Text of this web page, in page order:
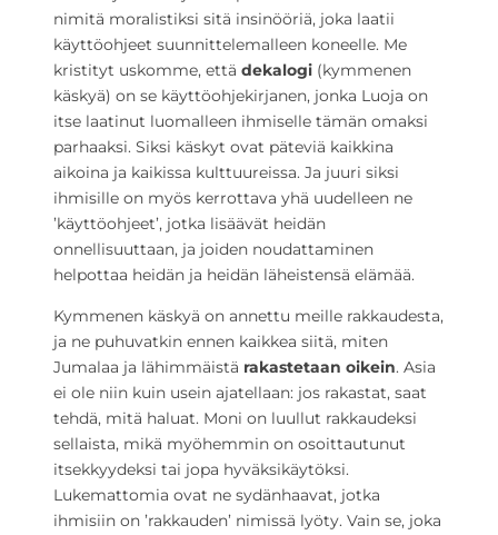
nimitä moralistiksi sitä insinööriä, joka laatii
käyttöohjeet suunnittelemalleen koneelle. Me
kristityt uskomme, että dekalogi (kymmenen
käskyä) on se käyttöohjekirjanen, jonka Luoja on
itse laatinut luomalleen ihmiselle tämän omaksi
parhaaksi. Siksi käskyt ovat päteviä kaikkina
aikoina ja kaikissa kulttuureissa. Ja juuri siksi
ihmisille on myös kerrottava yhä uudelleen ne
’käyttöohjeet’, jotka lisäävät heidän
onnellisuuttaan, ja joiden noudattaminen
helpottaa heidän ja heidän läheistensä elämää.
Kymmenen käskyä on annettu meille rakkaudesta,
ja ne puhuvatkin ennen kaikkea siitä, miten
Jumalaa ja lähimmäistä rakastetaan oikein. Asia
ei ole niin kuin usein ajatellaan: jos rakastat, saat
tehdä, mitä haluat. Moni on luullut rakkaudeksi
sellaista, mikä myöhemmin on osoittautunut
itsekkyydeksi tai jopa hyväksikäytöksi.
Lukemattomia ovat ne sydänhaavat, jotka
ihmisiin on ’rakkauden’ nimissä lyöty. Vain se, joka